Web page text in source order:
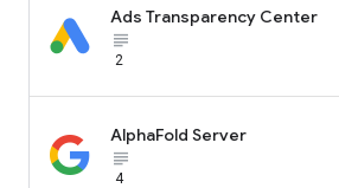
Ads Transparency Center
subject_black
2
AlphaFold Server
subject_black
4